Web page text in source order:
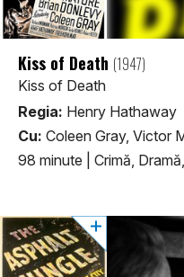
Kiss of Death (1947)
Kiss of Death
Regia: Henry Hathaway
Cu: Coleen Gray, Victor
98 minute
Crimă,